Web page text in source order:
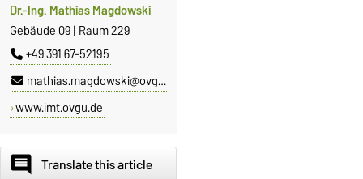
Dr.-Ing. Mathias Magdowski
Gebäude 09 | Raum 229
+49 391 67-52195
mathias.magdowski@ovgu.de
www.imt.ovgu.de
comment Translate this article